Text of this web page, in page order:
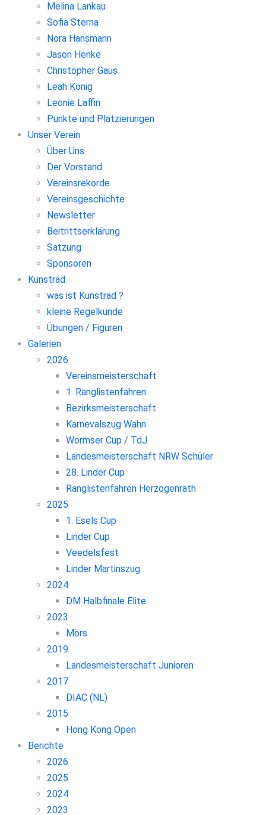
Melina Lankau
Sofia Sterna
Nora Hansmann
Jason Henke
Christopher Gaus
Leah König
Leonie Laffin
Punkte und Platzierungen
Unser Verein
Über Uns
Der Vorstand
Vereinsrekorde
Vereinsgeschichte
Newsletter
Beitrittserklärung
Satzung
Sponsoren
Kunstrad
was ist Kunstrad ?
kleine Regelkunde
Übungen / Figuren
Galerien
2026
Vereinsmeisterschaft
1. Ranglistenfahren
Bezirksmeisterschaft
Karnevalszug Wahn
Wormser Cup / TdJ
Landesmeisterschaft NRW Schüler
28. Linder Cup
Ranglistenfahren Herzogenrath
2025
1. Esels Cup
Linder Cup
Veedelsfest
Linder Martinszug
2024
DM Halbfinale Elite
2023
Mörs
2019
Landesmeisterschaft Junioren
2017
DIAC (NL)
2015
Hong Kong Open
Berichte
2026
2025
2024
2023